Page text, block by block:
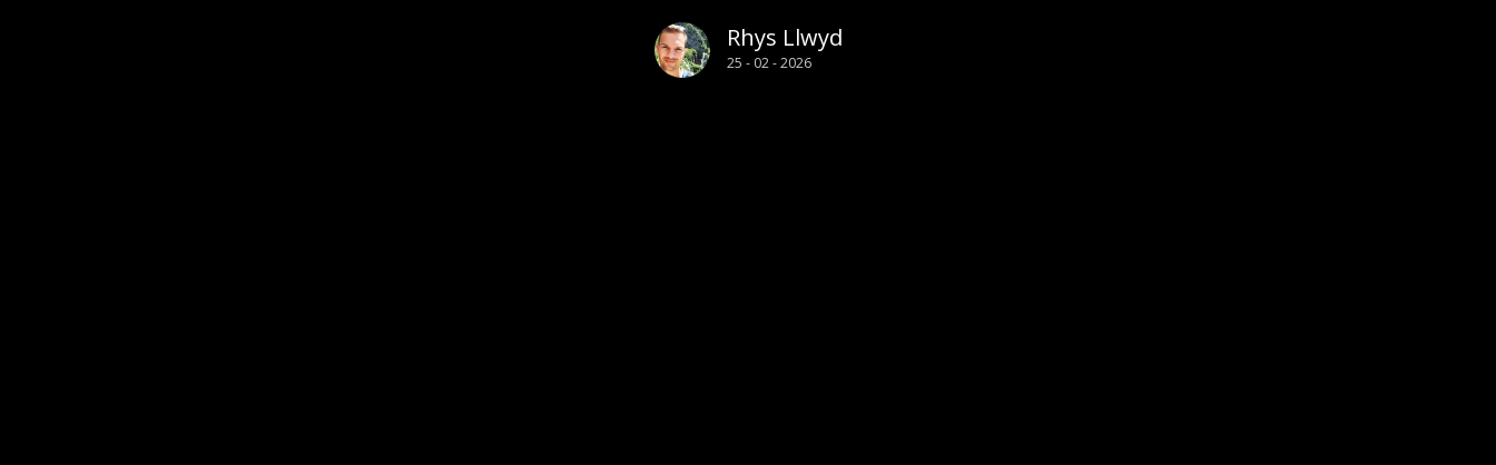
Rhys Llwyd
25 - 02 - 2026